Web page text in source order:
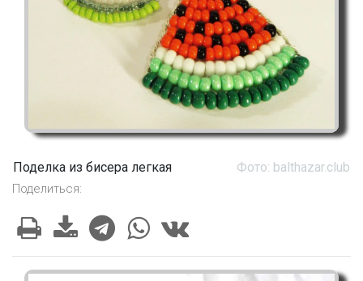
Поделка из бисера легкая Фото: balthazar.club
Поделиться: